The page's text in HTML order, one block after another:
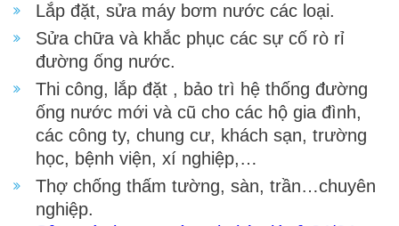
Lắp đặt, sửa máy bơm nước các loại.
Sửa chữa và khắc phục các sự cố rò rỉ
đường ống nước.
Thi công, lắp đặt , bảo trì hệ thống đường
ống nước mới và cũ cho các hộ gia đình,
các công ty, chung cư, khách sạn, trường
học, bệnh viện, xí nghiệp,…
Thợ chống thấm tường, sàn, trần…chuyên
nghiệp.